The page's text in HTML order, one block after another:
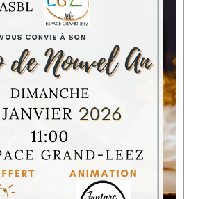
à l'Espace Grand-Leez
location
(Photos)
(Photos)
(Photos)